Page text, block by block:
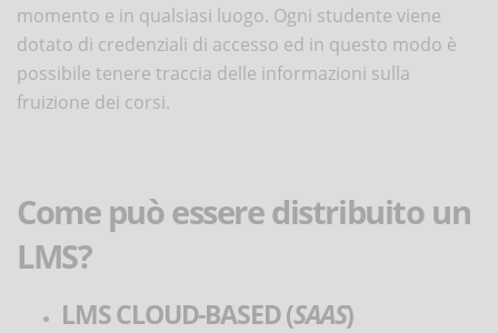
momento e in qualsiasi luogo. Ogni studente viene
dotato di credenziali di accesso ed in questo modo è
possibile tenere traccia delle informazioni sulla
fruizione dei corsi.
Come può essere distribuito un
LMS?
LMS CLOUD-BASED (SAAS)